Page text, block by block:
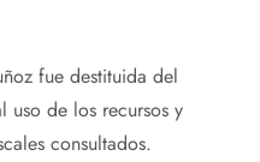
fue destituida del
uso de los recursos y
consultados.